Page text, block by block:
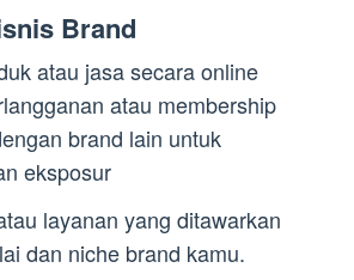
Brand
atau jasa secara online
atau membership
brand lain untuk
eksposur
layanan yang ditawarkan
dan niche brand kamu.